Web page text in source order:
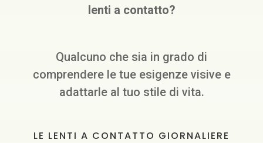
lenti a contatto?
Qualcuno che sia in grado di
comprendere le tue esigenze visive e
adattarle al tuo stile di vita.
LE LENTI A CONTATTO GIORNALIERE